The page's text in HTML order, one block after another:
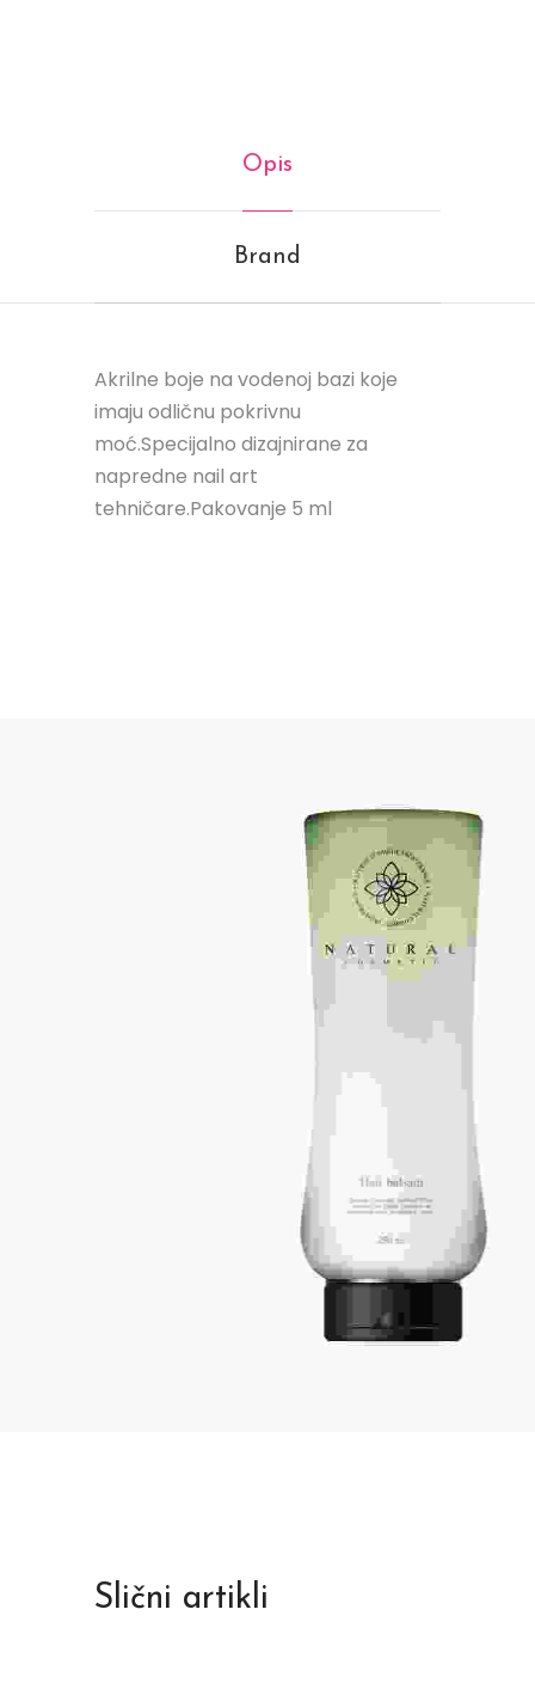
Opis
Brand
Akrilne boje na vodenoj bazi koje
imaju odličnu pokrivnu
moć.Specijalno dizajnirane za
napredne nail art
tehničare.Pakovanje 5 ml
Slični artikli